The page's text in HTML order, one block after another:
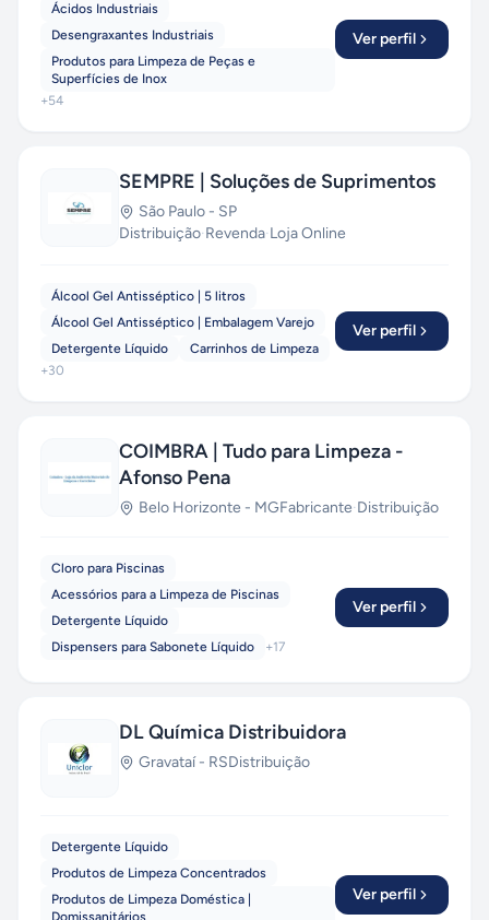
Ácidos Industriais
Desengraxantes Industriais
Produtos para Limpeza de Peças e
Superfícies de Inox
+54
Ver perfil
SEMPRE | Soluções de Suprimentos
São Paulo - SP
Distribuição·Revenda·Loja Online
Álcool Gel Antisséptico | 5 litros
Álcool Gel Antisséptico | Embalagem Varejo
Detergente Líquido
Carrinhos de Limpeza
+30
Ver perfil
COIMBRA | Tudo para Limpeza -
Afonso Pena
Belo Horizonte - MGFabricante·Distribuição
Cloro para Piscinas
Acessórios para a Limpeza de Piscinas
Detergente Líquido
Dispensers para Sabonete Líquido
+17
Ver perfil
DL Química Distribuidora
Gravataí- RSDistribuição
Detergente Líquido
Produtos de Limpeza Concentrados
Produtos de Limpeza Doméstica |
Domissanitários
Ver perfil